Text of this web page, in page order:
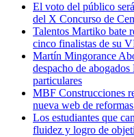
El voto del público
del X Concurso de
Talentos Martiko bate
cinco finalistas de su
Martín Mingorance
despacho de
particulares
MBF Construcciones
nueva web de
Los estudiantes que
fluidez y logro de